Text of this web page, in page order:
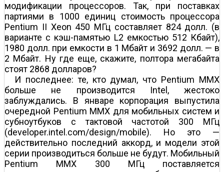
модификации процессоров. Так, при поставках
партиями в 1000 единиц стоимость процессора
Pentium II Xeon 450 МГц составляет 824 долл. (в
варианте с кэш-памятью L2 емкостью 512 Кбайт),
1980 долл. при емкости в 1 Мбайт и 3692 долл. — в
2 Мбайт. Ну где еще, скажите, полтора мегабайта
стоят 2868 долларов?
И последнее: те, кто думал, что Pentium MMX
больше не производится Intel, жестоко
заблуждались. В январе корпорация выпустила
очередной Pentium MMX для мобильных систем и
субноутбуков с тактовой частотой 300 МГц
(developer.intel.com/design/mobile). Но это —
действительно последний аккорд, и модели этой
серии производиться больше не будут. Мобильный
Pentium ММХ 300 МГц поставляется